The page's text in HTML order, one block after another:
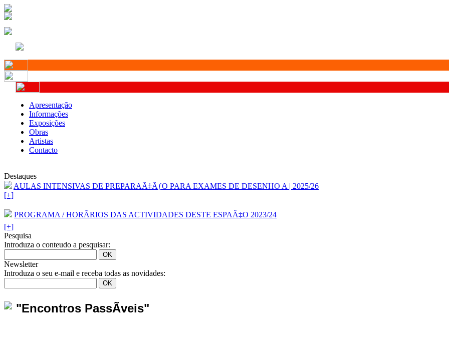
Apresentação
Informações
Exposições
Obras
Artistas
Contacto
Destaques
AULAS INTENSIVAS DE PREPARAÃ‡ÃƒO PARA EXAMES DE DESENHO A | 2025/26
[+]
PROGRAMA / HORÃRIOS DAS ACTIVIDADES DESTE ESPAÃ‡O 2023/24
[+]
Pesquisa
Introduza o conteudo a pesquisar:
Newsletter
Introduza o seu e-mail e receba todas as novidades:
"Encontros PassÃ­veis"